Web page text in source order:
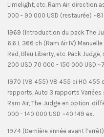
Limelight, etc. Ram Air, direction
000 - 90 000 USD (restaurée)
1969 (Introduction du pack The
6,6 L 366 ch (Ram Air IV)
Red, Bleu Liberty, etc. Pack
200 USD 70 000 - 150 000 USD
1970 (V8 455) V8 455 ci HO 455
rapports, Auto 3 rapports Variées
Ram Air, The Judge en option,
000 - 140 000 USD ~40 149 ex.
1974 (Dernière année avant